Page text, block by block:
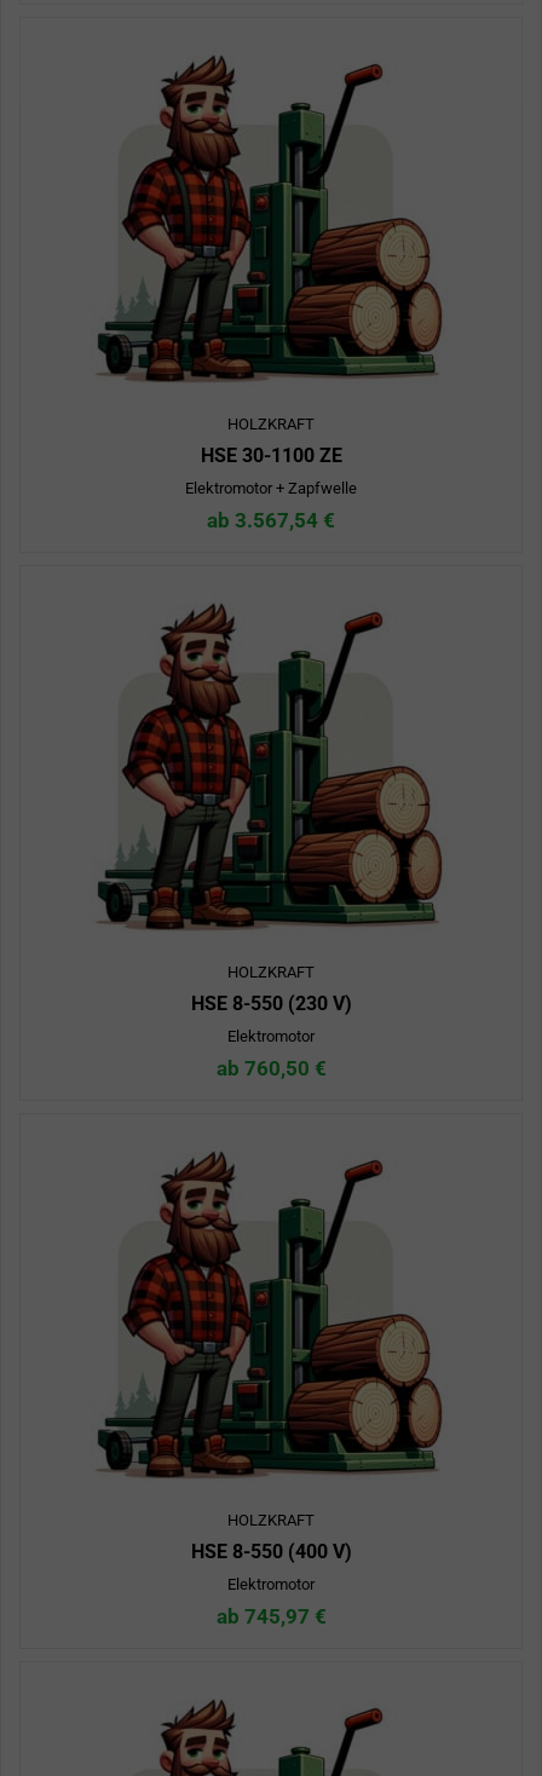
HOLZKRAFT
HSE 30-1100 ZE
Elektromotor + Zapfwelle
ab 3.567,54 €
HOLZKRAFT
HSE 8-550 (230 V)
Elektromotor
ab 760,50 €
HOLZKRAFT
HSE 8-550 (400 V)
Elektromotor
ab 745,97 €